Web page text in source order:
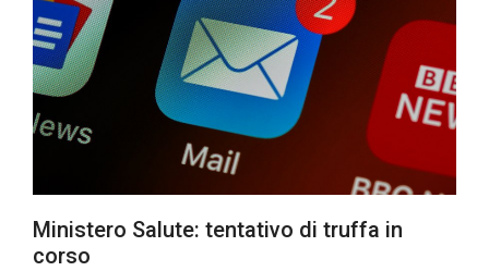
Ministero Salute: tentativo di truffa in
corso